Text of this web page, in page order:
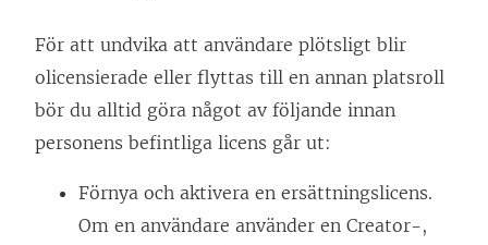
För att undvika att användare plötsligt blir
olicensierade eller flyttas till en annan platsroll
bör du alltid göra något av följande innan
personens befintliga licens går ut:
Förnya och aktivera en ersättningslicens.
Om en användare använder en Creator-,